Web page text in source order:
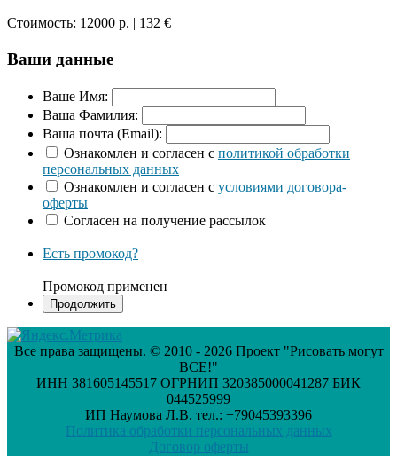
Стоимость: 12000 р. | 132 €
Ваши данные
Ваше Имя:
Ваша Фамилия:
Ваша почта (Email):
Ознакомлен и согласен с политикой обработки
персональных данных
Ознакомлен и согласен с условиями договора-
оферты
Согласен на получение рассылок
Есть промокод?
Промокод применен
Все права защищены. © 2010 - 2026 Проект "Рисовать могут
ВСЕ!"
ИНН 381605145517 ОГРНИП 320385000041287 БИК
044525999
ИП Наумова Л.В. тел.: +79045393396
Политика обработки персональных данных
Договор оферты